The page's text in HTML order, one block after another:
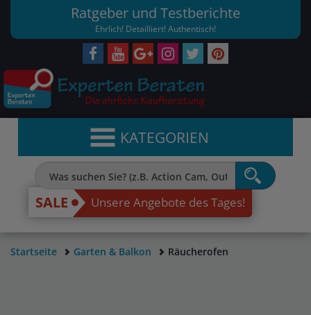
Ratgeber und Testberichte
Ehrlich! Detailliert! Authentisch!
KATEGORIEN
SALE Unsere Angebote des Tages!
Startseite Garten & Balkon Räucherofen